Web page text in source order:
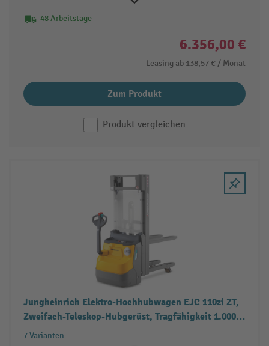
48 Arbeitstage
6.356,00 €
Leasing ab 138,57 € / Monat
Zum Produkt
Produkt vergleichen
Jungheinrich Elektro-Hochhubwagen EJC 110zi ZT,
Zweifach-Teleskop-Hubgerüst, Tragfähigkeit 1.000
kg
7 Varianten